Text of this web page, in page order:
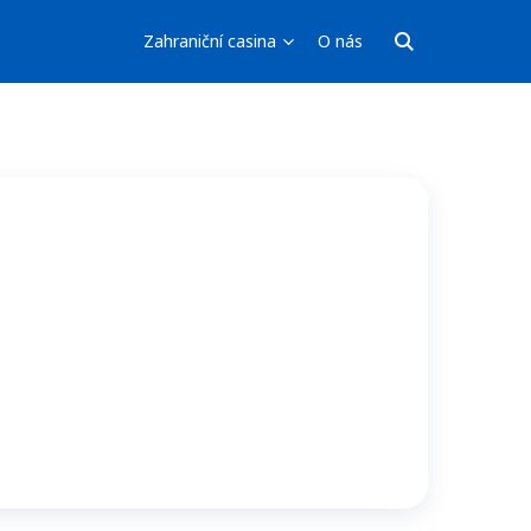
Zahraniční casina O nás